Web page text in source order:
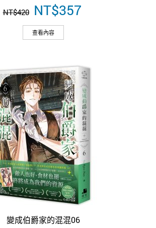
NT$420 原
始
價
格：
NT$357
查看內容
變成伯爵家的混混06